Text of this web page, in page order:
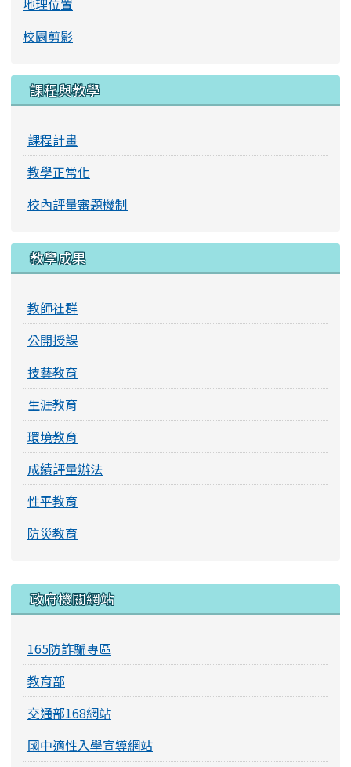
地理位置
校園剪影
課程與教學
課程計畫
教學正常化
校內評量審題機制
教學成果
教師社群
公開授課
技藝教育
生涯教育
環境教育
成績評量辦法
性平教育
防災教育
右邊區域內容
政府機關網站
165防詐騙專區
教育部
交通部168網站
國中適性入學宣導網站